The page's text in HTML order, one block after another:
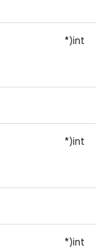
int(*
int(*
int(*